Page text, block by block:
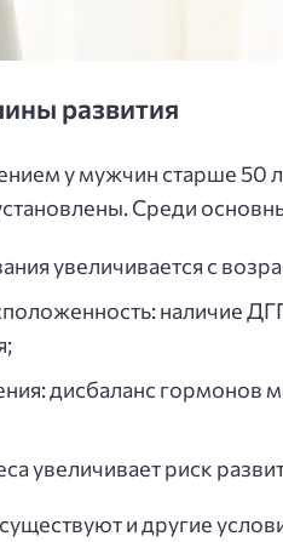
развития
у мужчин старше 50
Среди
увеличивается с
наличие
дисбаланс гормонов
увеличивает риск
и другие